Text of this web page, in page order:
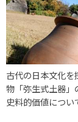
古代の日本文化を
物「弥生式土器」
史料的価値につい